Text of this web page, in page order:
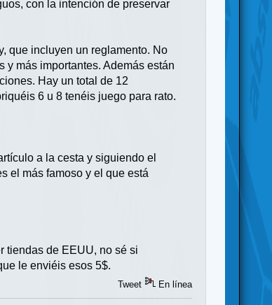
con la intención de preservar
que incluyen un reglamento. No
y más importantes. Además están
Hay un total de 12
6 u 8 tenéis juego para rato.
a la cesta y siguiendo el
el más famoso y el que está
tiendas de EEUU, no sé si
le enviéis esos 5$.
Tweet En línea